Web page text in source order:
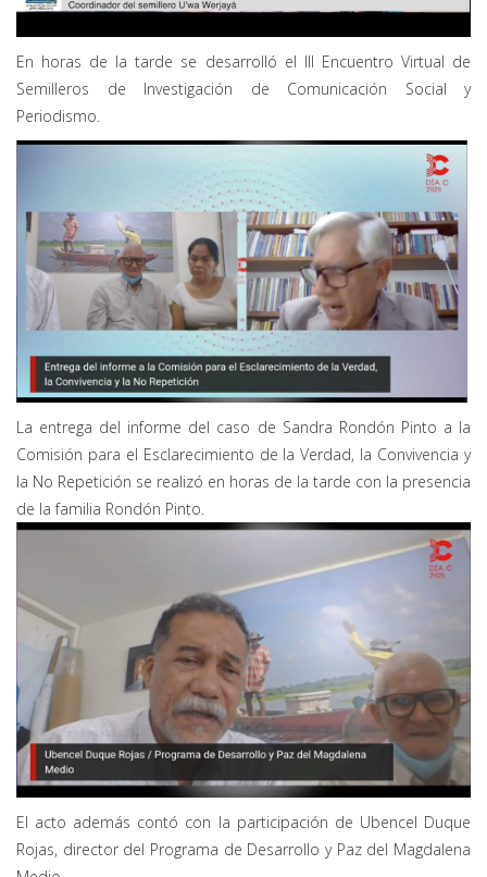
En horas de la tarde se desarrolló el III Encuentro Virtual de
Semilleros de Investigación de Comunicación Social y
Periodismo.
La entrega del informe del caso de Sandra Rondón Pinto a la
Comisión para el Esclarecimiento de la Verdad, la Convivencia y
la No Repetición se realizó en horas de la tarde con la presencia
de la familia Rondón Pinto.
El acto además contó con la participación de Ubencel Duque
Rojas, director del Programa de Desarrollo y Paz del Magdalena